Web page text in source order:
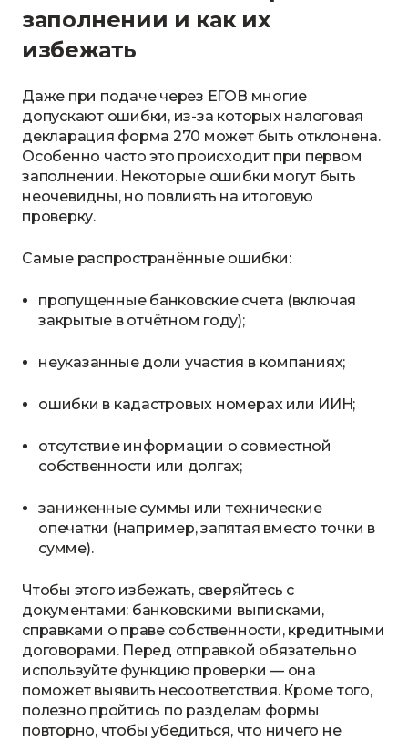
заполнении и как их
избежать
Даже при подаче через ЕГОВ многие
допускают ошибки, из-за которых налоговая
декларация форма 270 может быть отклонена.
Особенно часто это происходит при первом
заполнении. Некоторые ошибки могут быть
неочевидны, но повлиять на итоговую
проверку.
Самые распространённые ошибки:
пропущенные банковские счета (включая
закрытые в отчётном году);
неуказанные доли участия в компаниях;
ошибки в кадастровых номерах или ИИН;
отсутствие информации о совместной
собственности или долгах;
заниженные суммы или технические
опечатки (например, запятая вместо точки в
сумме).
Чтобы этого избежать, сверяйтесь с
документами: банковскими выписками,
справками о праве собственности, кредитными
договорами. Перед отправкой обязательно
используйте функцию проверки — она
поможет выявить несоответствия. Кроме того,
полезно пройтись по разделам формы
повторно, чтобы убедиться, что ничего не